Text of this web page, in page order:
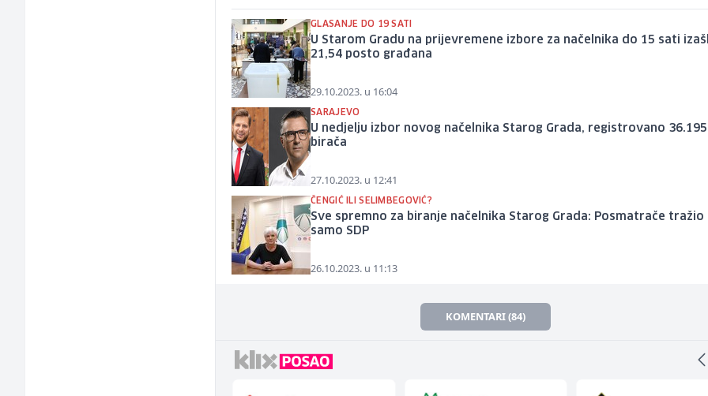
GLASANJE DO 19 SATI
U Starom Gradu na prijevremene izbore za načelnika do 15 sati
21,54 posto građana
29.10.2023. u 16:04
SARAJEVO
U nedjelju izbor novog načelnika Starog Grada, registrovano 36.195
birača
27.10.2023. u 12:41
ČENGIĆ ILI SELIMBEGOVIĆ?
Sve spremno za biranje načelnika Starog Grada: Posmatrače tražio
samo SDP
26.10.2023. u 11:13
KOMENTARI (84)